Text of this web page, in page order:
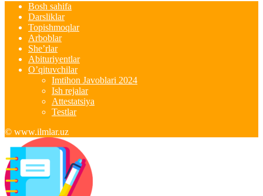
Bosh sahifa
Darsliklar
Topishmoqlar
Arboblar
She’rlar
Abituriyentlar
O’qituvchilar
Imtihon Javoblari 2024
Ish rejalar
Attestatsiya
Testlar
© www.ilmlar.uz